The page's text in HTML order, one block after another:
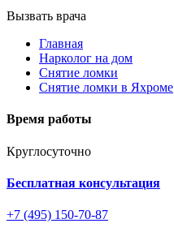
Вызвать врача
Главная
Нарколог на дом
Снятие ломки
Снятие ломки в Яхроме
Время работы
Круглосуточно
Бесплатная консультация
+7 (495) 150-70-87